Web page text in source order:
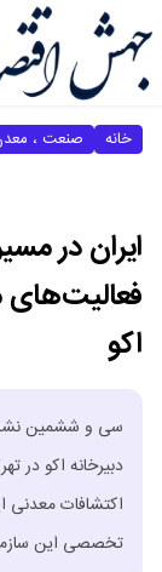
خانه صنعت ،
ایران در
فعالیت‌های
اکو
سی و ششمین
دبیرخانه اکو در
اکتشافات معدنی
تخصصی این